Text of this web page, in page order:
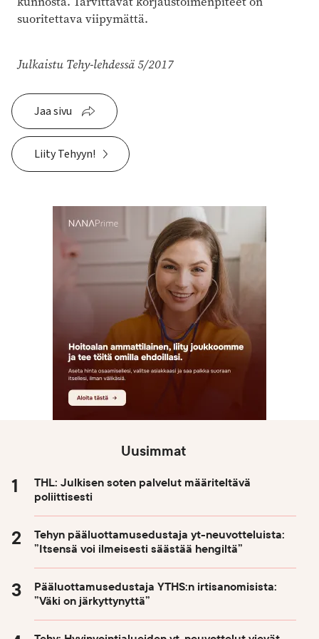
suoritettava viipymättä.
Julkaistu Tehy-lehdessä 5/2017
Jaa sivu
Liity Tehyyn!
Uusimmat
THL: Julkisen soten palvelut määriteltävä
poliittisesti
Tehyn pääluottamusedustaja yt-neuvotteluista:
”Itsensä voi ilmeisesti säästää hengiltä”
Pääluottamusedustaja YTHS:n irtisanomisista:
”Väki on järkyttynyttä”